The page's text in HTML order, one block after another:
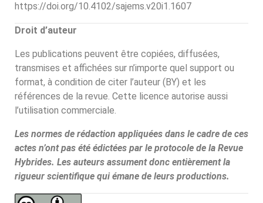
https://doi.org/10.4102/sajems.v20i1.1607
Droit d’auteur
Les publications peuvent être copiées, diffusées,
transmises et affichées sur n’importe quel support ou
format, à condition de citer l’auteur (BY) et les
références de la revue. Cette licence autorise aussi
l’utilisation commerciale.
Les normes de rédaction appliquées dans le cadre de ces
actes n’ont pas été édictées par le protocole de la Revue
Hybrides. Les auteurs assument donc entièrement la
rigueur scientifique qui émane de leurs productions.